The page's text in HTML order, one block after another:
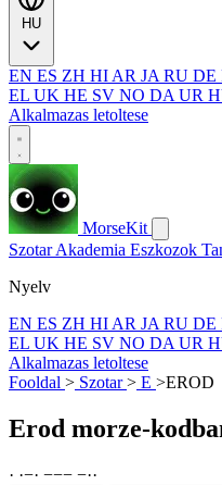
EN ES ZH HI AR JA RU DE
EL UK HE SV NO DA UR
Alkalmazas letoltese
MorseKit
SzotarAkademia Eszkozok
Nyelv
EN ES ZH HI AR JA RU DE
EL UK HE SV NO DA UR
Alkalmazas letoltese
Fooldal > Szotar> E >EROD
Erod morze-
· ·−· −−− −··